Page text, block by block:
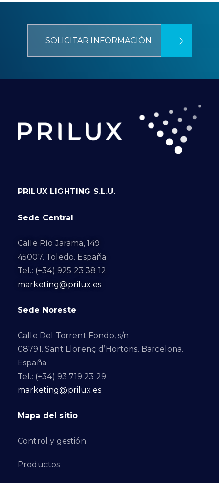
SOLICITAR INFORMACIÓN
PRILUX LIGHTING S.L.U.
Sede Central
Calle Río Jarama, 149
45007. Toledo. España
Tel.: (+34) 925 23 38 12
marketing@prilux.es
Sede Noreste
Calle Del Torrent Fondo, s/n
08791. Sant Llorenç d’Hortons. Barcelona.
España
Tel.: (+34) 93 719 23 29
marketing@prilux.es
Mapa del sitio
Control y gestión
Productos